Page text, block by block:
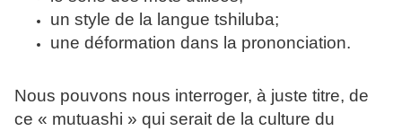
un style de la langue tshiluba;
une déformation dans la prononciation.
Nous pouvons nous interroger, à juste titre, de
ce « mutuashi » qui serait de la culture du